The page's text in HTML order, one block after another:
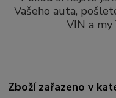
Vašeho auta,
VIN a my
Zboží zařazeno v